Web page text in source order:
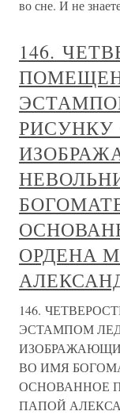
во сне. И не
146.
ОРДЕНА
146.
ЭСТАМПОМ
ВО ИМЯ
ОСНОВАННОЕ
ПАПОЙ